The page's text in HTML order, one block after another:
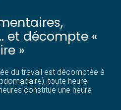
et décompte «
»
du travail est décomptée à
toute heure
constitue une heure